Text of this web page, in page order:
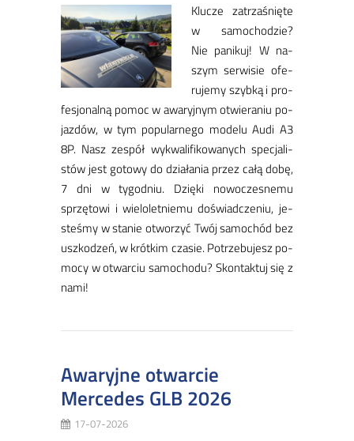
Klu­cze za­trza­śnię­te
w sa­mo­cho­dzie?
Nie pa­ni­kuj! W na­
szym ser­wi­sie ofe­
ru­je­my szyb­ką i pro­
fe­sjo­nal­ną po­moc w awa­ryj­nym otwie­ra­niu po­
jaz­dów, w tym po­pu­lar­ne­go mo­de­lu Au­di A3
8P. Nasz ze­spół wy­kwa­li­fi­ko­wa­nych spe­cja­li­
stów jest go­to­wy do dzia­ła­nia przez ca­łą do­bę,
7 dni w ty­go­dniu. Dzię­ki no­wo­cze­sne­mu
sprzę­to­wi i wie­lo­let­nie­mu do­świad­cze­niu, je­
ste­śmy w sta­nie otwo­rzyć Twój sa­mo­chód bez
uszko­dzeń, w krót­kim cza­sie. Po­trze­bu­jesz po­
mocy w otwar­ciu sa­mo­cho­du? Skon­tak­tuj się z
na­mi!
Awaryjne otwarcie
Mercedes GLB 2026
17-07-2026